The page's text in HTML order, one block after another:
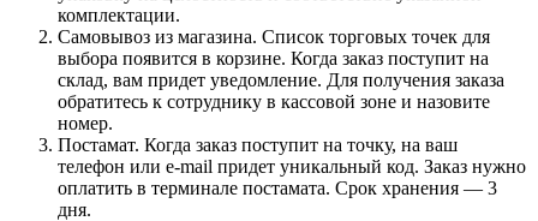
комплектации.
Самовывоз из магазина. Список торговых точек для
выбора появится в корзине. Когда заказ поступит на
склад, вам придет уведомление. Для получения заказа
обратитесь к сотруднику в кассовой зоне и назовите
номер.
Постамат. Когда заказ поступит на точку, на ваш
телефон или e-mail придет уникальный код. Заказ нужно
оплатить в терминале постамата. Срок хранения — 3
дня.